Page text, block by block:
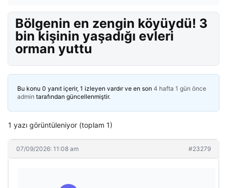
Bölgenin en zengin köyüydü! 3
bin kişinin yaşadığı evleri
orman yuttu
Bu konu 0 yanıt içerir, 1 izleyen vardır ve en son 4 hafta 1 gün önce
admin tarafından güncellenmiştir.
1 yazı görüntüleniyor (toplam 1)
07/09/2026: 11:08 am #23279